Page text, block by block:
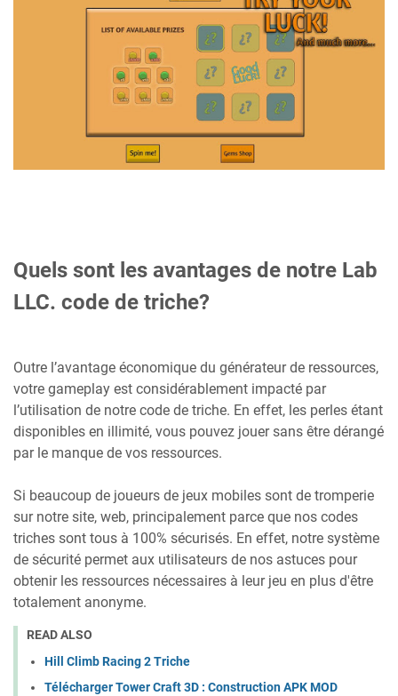
Quels sont les avantages de notre Lab
LLC. code de triche?
Outre l’avantage économique du générateur de ressources,
votre gameplay est considérablement impacté par
l’utilisation de notre code de triche. En effet, les perles étant
disponibles en illimité, vous pouvez jouer sans être dérangé
par le manque de vos ressources.
Si beaucoup de joueurs de jeux mobiles sont de tromperie
sur notre site, web, principalement parce que nos codes
triches sont tous à 100% sécurisés. En effet, notre système
de sécurité permet aux utilisateurs de nos astuces pour
obtenir les ressources nécessaires à leur jeu en plus d'être
totalement anonyme.
READ ALSO
Hill Climb Racing 2 Triche
Télécharger Tower Craft 3D : Construction APK MOD